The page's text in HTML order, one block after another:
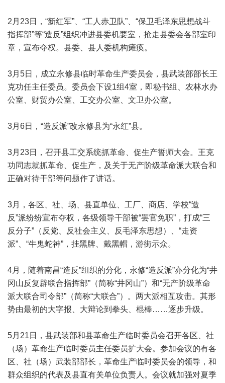
2月23日，“新红军”、“工人赤卫队”、“保卫毛泽东思想战斗
指挥部”等“造反”组织冲进县委机要室，抢走县委会各部室印
章，宣布夺权。县委、县人委机构瘫痪。
3月5日，成立永修县临时革命生产委员会，县武装部部长王
克功任主任委员。委员会下设1组4室，即秘书组、农林水办
公室、财贸办公室、工交办公室、文卫办公室。
3月6日，“造反派”改永修县为“永红”县。
3月23日，召开县工交系统抓革命、促生产誓师大会。王克
功同志就抓革命、促生产，及关于无产阶级革命派大联合和
正确对待干部等问题作了讲话。
3月，各区、社、场、县直单位、工厂、商店、学校“造
反”派纷纷宣布夺权，各级领导干部被“罢官免职”，打成“三
反分子”（反党、反社会主义、反毛泽东思想）、“走资
派”、“牛鬼蛇神”，挂黑牌、戴黑帽，游街示众。
4月，随着南昌“造反”组织的分化，永修“造反派”亦分化为“井
冈山反复辟联合指挥部”（简称“井冈山”）和“无产阶级革命
派大联合司令部”（简称“大联合”）。两大派相互攻击。其形
势由最初的大字报、大辩论到拳头、棍棒……逐步升级。
5月21日，县武装部和县革命生产临时委员会召开各区、社
（场）革命生产临时委员主任委员扩大会。参加会议的有各
区、社（场）武装部部长，革命生产临时委员会的领导，和
群众组织的代表及县直有关单位负责人。会议就加强对夏季